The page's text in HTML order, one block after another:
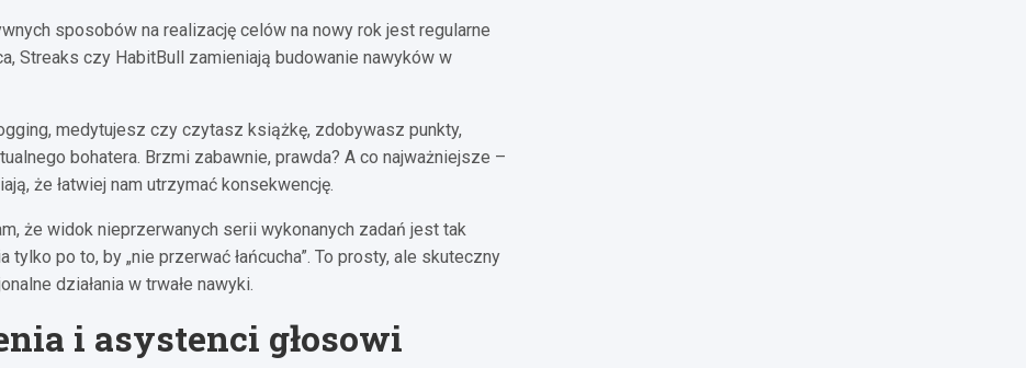
sposobów na realizację celów na nowy rok jest regularne
Streaks czy HabitBull zamieniają budowanie nawyków w
medytujesz czy czytasz książkę, zdobywasz punkty,
bohatera. Brzmi zabawnie, prawda? A co najważniejsze –
że łatwiej nam utrzymać konsekwencję.
że widok nieprzerwanych serii wykonanych zadań jest tak
po to, by „nie przerwać łańcucha”. To prosty, ale skuteczny
działania w trwałe nawyki.
i asystenci głosowi